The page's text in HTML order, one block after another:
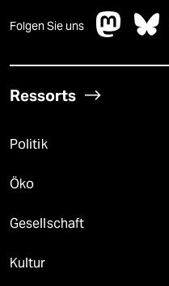
Folgen Sie uns
Ressorts
Politik
Öko
Gesellschaft
Kultur